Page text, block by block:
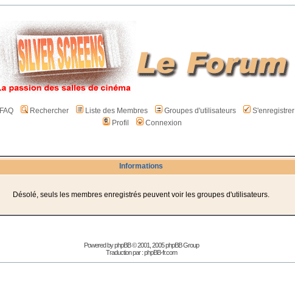
FAQ Rechercher Liste des Membres Groupes d'utilisateurs
S'enregistrer
Profil
Connexion
Informations
Désolé, seuls les membres enregistrés peuvent voir les groupes d'utilisateurs.
Powered byphpBB© 2001, 2005 phpBB Group
Traduction par :phpBB-fr.com